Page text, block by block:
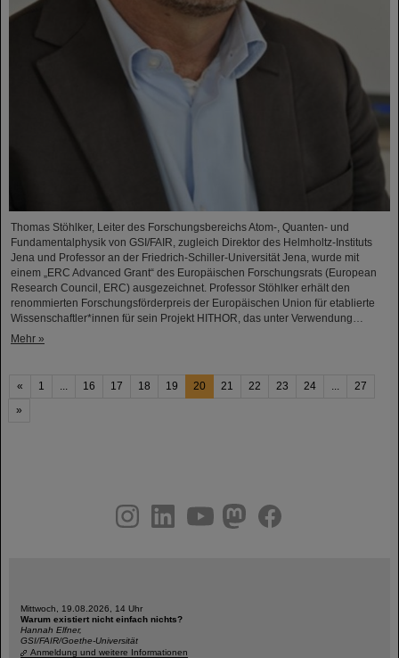
Thomas Stöhlker, Leiter des Forschungsbereichs Atom-, Quanten- und
Fundamentalphysik von GSI/FAIR, zugleich Direktor des Helmholtz-Instituts
Jena und Professor an der Friedrich-Schiller-Universität Jena, wurde mit
einem „ERC Advanced Grant“ des Europäischen Forschungsrats (European
Research Council, ERC) ausgezeichnet. Professor Stöhlker erhält den
renommierten Forschungsförderpreis der Europäischen Union für etablierte
Wissenschaftler*innen für sein Projekt HITHOR, das unter Verwendung…
Mehr »
« 1 16 17 18 19 20 21 22 23 24
27
»
youtubehelmholtz.socialfacebook
Mittwoch, 19.08.2026, 14 Uhr
Warum existiert nicht einfach nichts?
Hannah Elfner,
GSI/FAIR/Goethe-Universität
Anmeldung und weitere Informationen